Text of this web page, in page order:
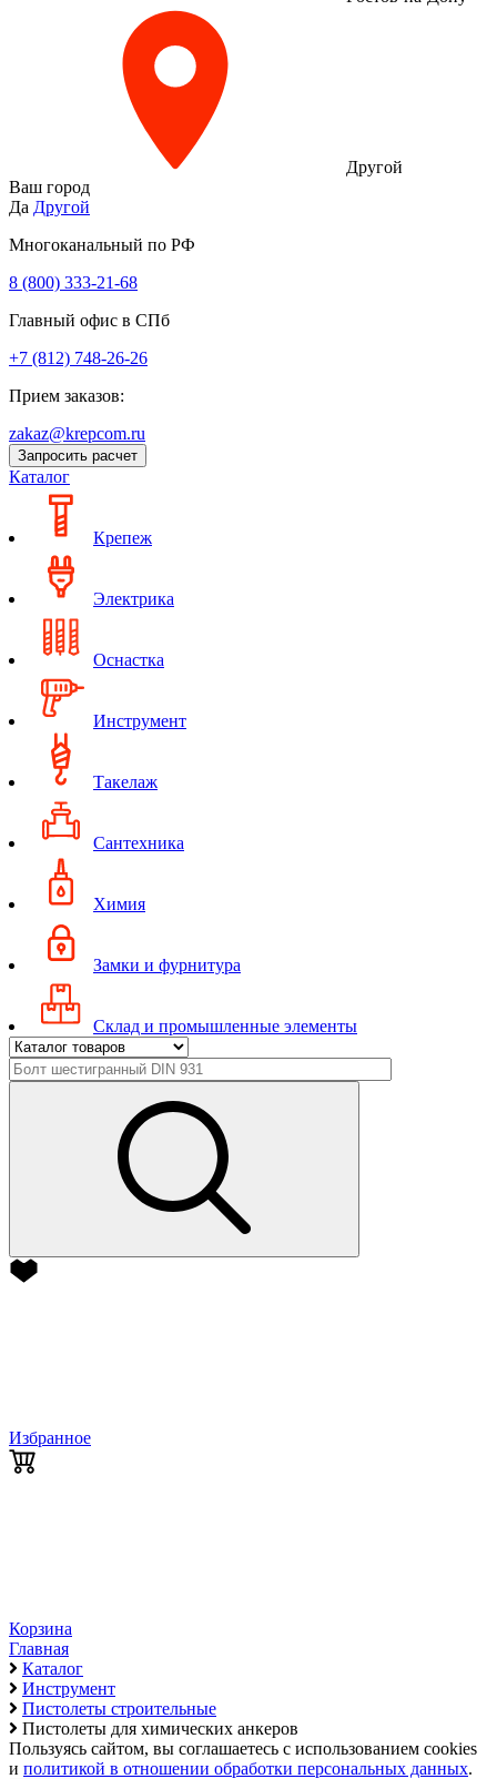
Другой
Ваш город
Да Другой
Многоканальный по РФ
8 (800) 333‑21-68
Главный офис в СПб
+7 (812) 748-26-26
Прием заказов:
zakaz@krepcom.ru
Запросить расчет
Каталог
Крепеж
Электрика
Оснастка
Инструмент
Такелаж
Сантехника
Химия
Замки и фурнитура
Склад и промышленные элементы
Избранное
Корзина
Главная
Каталог
Инструмент
Пистолеты строительные
Пистолеты для химических анкеров
Пользуясь сайтом, вы соглашаетесь с использованием cookies
и политикой в отношении обработки персональных данных.